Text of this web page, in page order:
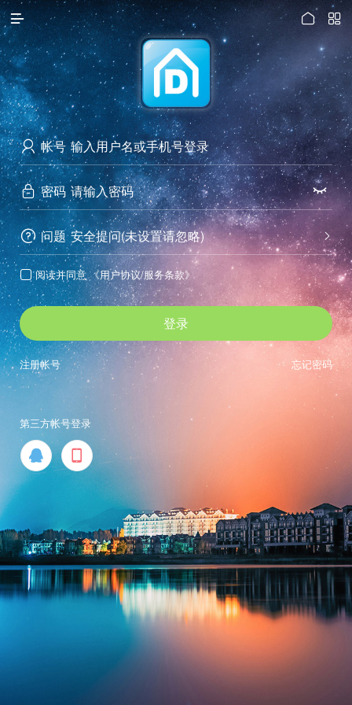

访问电脑版
 

 帐号
 密码 
 问题 
安全提问(未设置请忽略)
 阅读并同意 《用户协议/服务条款》
登录
忘记密码
注册帐号
第三方帐号登录
 